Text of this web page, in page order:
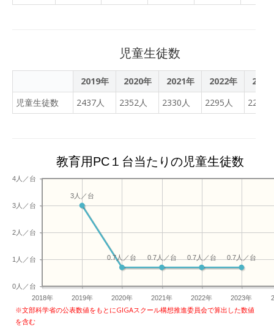
児童生徒数
2019年 2020年 2021年 2022年
2023
児童生徒数
2437人 2352人 2330人 2295人 2255
教育用PC１台当たりの児童生徒数
2018年 2019年 2020年 2021年 2022年 2023年
0人／台
1人／台
2人／台
3人／台
4人／台
0.7人／台
0.7人／台
0.7人／台
0.7人／台
3人／台
※文部科学省の公表数値をもとにGIGAスクール構想推進委員会で算出した数値
を含む